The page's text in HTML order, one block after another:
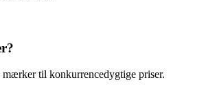
til konkurrencedygtige priser.